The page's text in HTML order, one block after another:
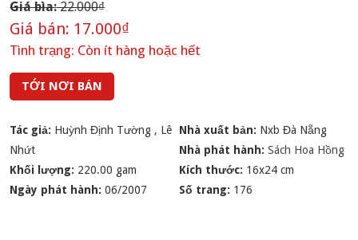
Giá bìa:22.000₫
Giá bán: 17.000₫
Tình trạng: Còn ít hàng hoặc hết
TỚI NƠI BÁN
Tác giả: Huỳnh Định Tường , Lê
Nhứt
Nhà xuất bản: Nxb Đà Nẵng
Nhà phát hành: Sách Hoa Hồng
Khối lượng: 220.00 gam Kích thước: 16x24 cm
Ngày phát hành:06/2007 Số trang: 176